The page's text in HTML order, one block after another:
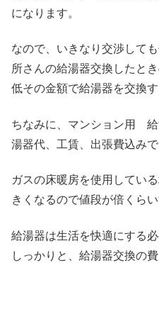
になります。
なので、いきなり交渉して
所さんの給湯器交換したと
低その金額で給湯器を交換
ちなみに、マンション用
湯器代、工賃、出張費込みで
ガスの床暖房を使用してい
きくなるので値段が倍くら
給湯器は生活を快適にする
しっかりと、給湯器交換の